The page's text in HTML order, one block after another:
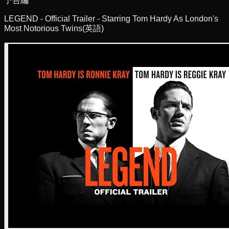
LEGEND - Official Trailer - Starring Tom Hardy As London's
Most Notorious Twins(英語)